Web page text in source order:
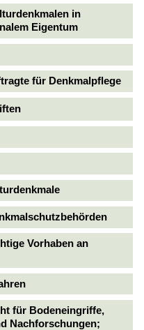
in
Eigentum
für Denkmalpflege
Vorhaben an
für Bodeneingriffe,
Nachforschungen;